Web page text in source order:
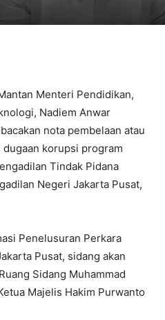
Menteri Pendidikan,
Nadiem Anwar
nota pembelaan atau
korupsi program
Tindak Pidana
Negeri Jakarta Pusat,
Penelusuran Perkara
Pusat, sidang akan
Sidang Muhammad
Majelis Hakim Purwanto